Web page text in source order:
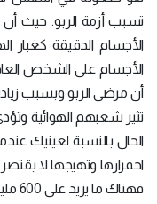
تسبب أزمة الربو. حيث
الأجسام الدقيقة كغبار
الأجسام على الشخص
أن مرضى الربو وبسبب
تثير شعبهم الهوائية
الحال بالنسبة لعينيك
احمرارها وتهيجها لا